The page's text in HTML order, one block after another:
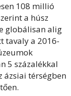
108 millió
a húsz
globálisan alig
tavaly a 2016-
5 százalékkal
ázsiai térségben